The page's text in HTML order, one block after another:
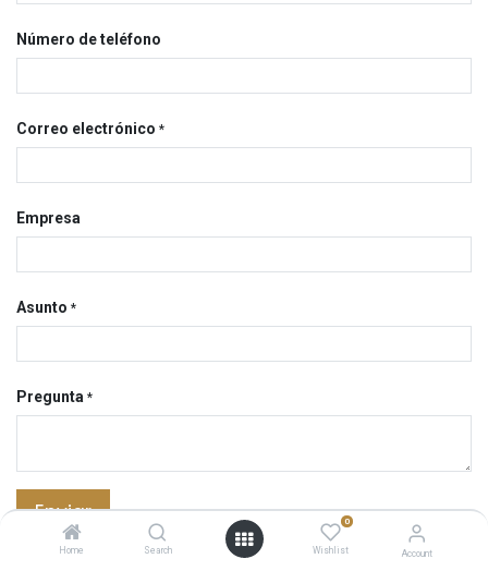
Home Search
0
Wishlist Account
Número de teléfono
Correo electrónico *
Empresa
Asunto *
Pregunta *
Enviar